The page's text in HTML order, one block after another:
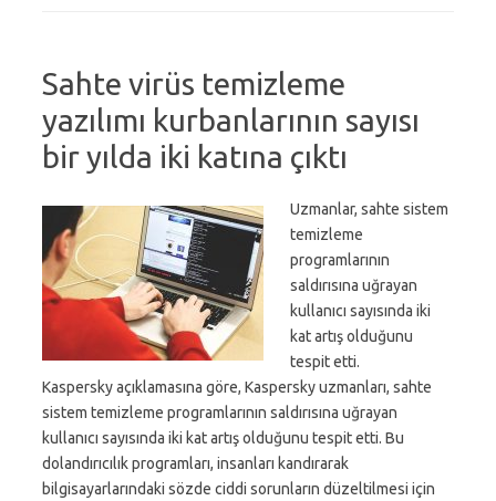
Sahte virüs temizleme
yazılımı kurbanlarının sayısı
bir yılda iki katına çıktı
Uzmanlar, sahte sistem
temizleme
programlarının
saldırısına uğrayan
kullanıcı sayısında iki
kat artış olduğunu
tespit etti.
Kaspersky açıklamasına göre, Kaspersky uzmanları, sahte
sistem temizleme programlarının saldırısına uğrayan
kullanıcı sayısında iki kat artış olduğunu tespit etti. Bu
dolandırıcılık programları, insanları kandırarak
bilgisayarlarındaki sözde ciddi sorunların düzeltilmesi için